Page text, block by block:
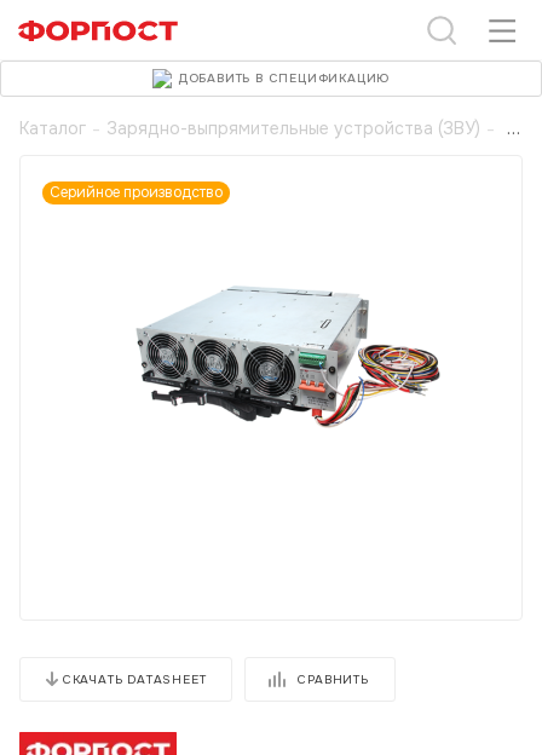
Каталог - Зарядно-выпрямительные устройства (ЗВУ) -
Серийное производство
СКАЧАТЬ DATASHEET СРАВНИТЬ
ДОБАВИТЬ В СПЕЦИФИКАЦИЮ